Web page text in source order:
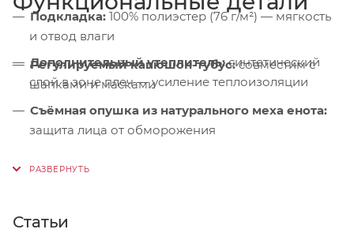
Подкладка: 100% полиэстер (76 г/м²) — мягкость
и отвод влаги
Дополнительный утеплитель:синтетический
слой в зоне плеч — усиление теплоизоляции
Регулируемый капюшон-тубус:совместим с
шапками и масками
Съёмная опушка из натурального меха енота:
защита лица от обморожения
предотвращение раздражения кожи
кнопками:
Статьи